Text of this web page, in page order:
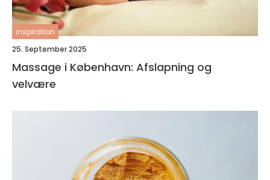
inspiration
25. September 2025
Massage i København: Afslapning og
velvære